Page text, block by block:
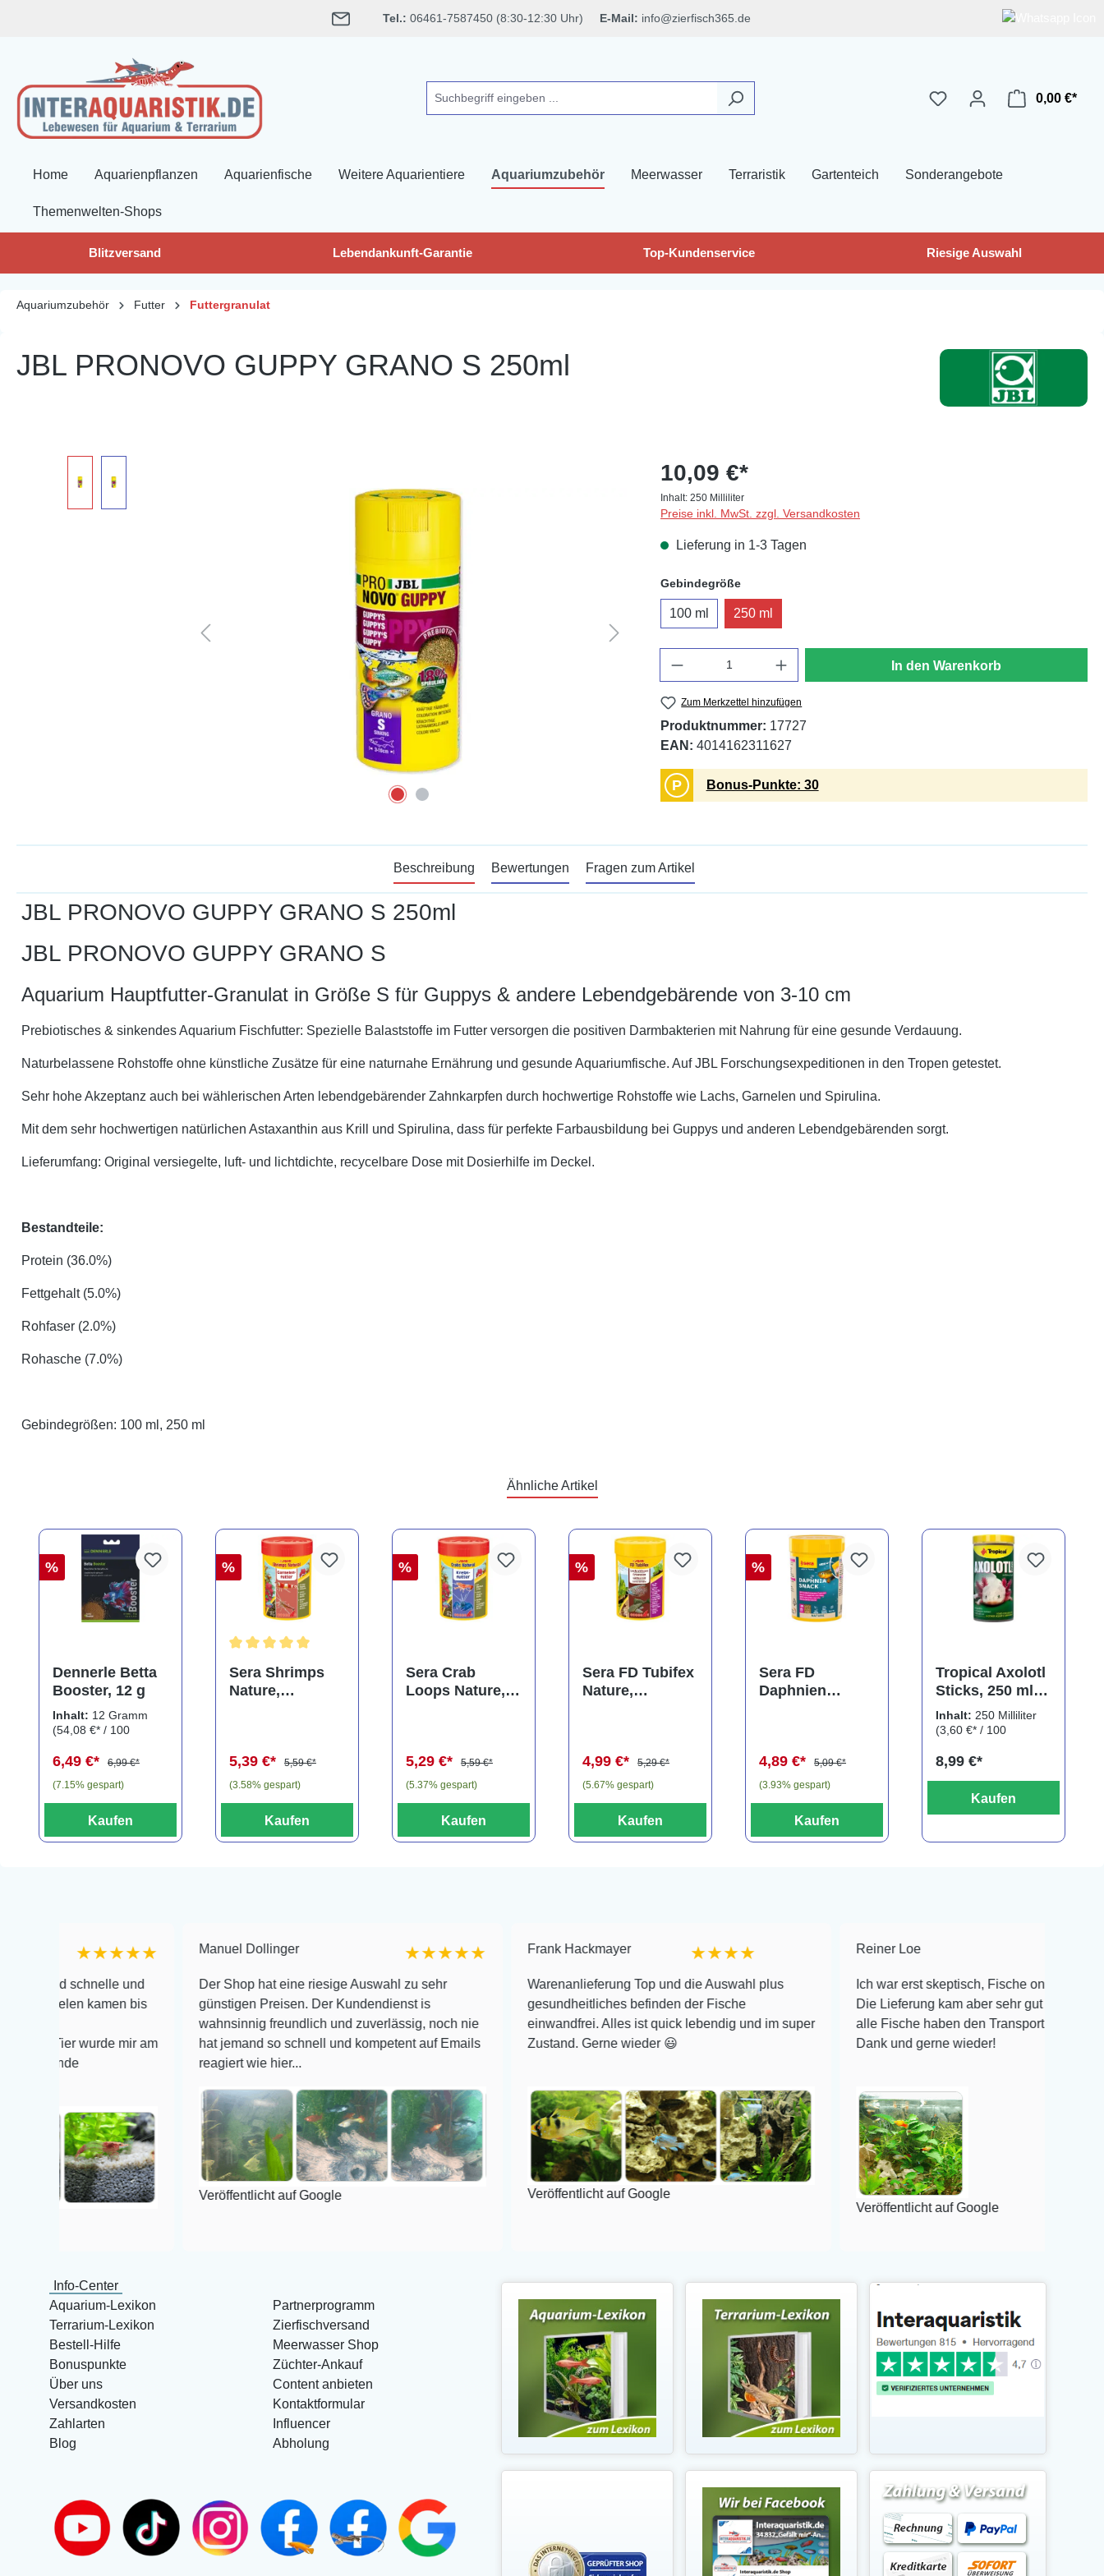
Tel.: 06461-7587450 (8:30-12:30 Uhr) E-Mail: info@zierfisch365.de
0,00 €*
Home Aquarienpflanzen Aquarienfische Weitere Aquarientiere Aquariumzubehör Meerwasser Terraristik Gartenteich Sonderangebote
Themenwelten-Shops
Blitzversand Lebendankunft-Garantie Top-Kundenservice Riesige Auswahl
Aquariumzubehör Futter Futtergranulat
JBL PRONOVO GUPPY GRANO S 250ml
10,09 €*
Inhalt: 250 Milliliter
Preise inkl. MwSt. zzgl. Versandkosten
Lieferung in 1-3 Tagen
Gebindegrößeauswählen
100 ml 250 ml
In den Warenkorb
Zum Merkzettel hinzufügen
Produktnummer: 17727
EAN: 4014162311627
P Bonus-Punkte: 30
Beschreibung Bewertungen Fragen zum Artikel
JBL PRONOVO GUPPY GRANO S 250ml
JBL PRONOVO GUPPY GRANO S
Aquarium Hauptfutter-Granulat in Größe S für Guppys & andere Lebendgebärende von 3-10 cm
Prebiotisches & sinkendes Aquarium Fischfutter: Spezielle Balaststoffe im Futter versorgen die positiven Darmbakterien mit Nahrung für eine gesunde Verdauung.
Naturbelassene Rohstoffe ohne künstliche Zusätze für eine naturnahe Ernährung und gesunde Aquariumfische. Auf JBL Forschungsexpeditionen in den Tropen getestet.
Sehr hohe Akzeptanz auch bei wählerischen Arten lebendgebärender Zahnkarpfen durch hochwertige Rohstoffe wie Lachs, Garnelen und Spirulina.
Mit dem sehr hochwertigen natürlichen Astaxanthin aus Krill und Spirulina, dass für perfekte Farbausbildung bei Guppys und anderen Lebendgebärenden sorgt.
Lieferumfang: Original versiegelte, luft- und lichtdichte, recycelbare Dose mit Dosierhilfe im Deckel.
Bestandteile:
Protein (36.0%)
Fettgehalt (5.0%)
Rohfaser (2.0%)
Rohasche (7.0%)
Gebindegrößen: 100 ml, 250 ml
Ähnliche Artikel
%
Dennerle Betta
Booster, 12 g
Inhalt: 12 Gramm
(54,08 €* / 100
6,49 €*
6,99 €*
(7.15% gespart)
Kaufen
%
Durchschnittliche Bewertung von 5 von 5 Sternen
Sera Shrimps
Nature,
5,39 €*
5,59 €*
(3.58% gespart)
Kaufen
%
Sera Crab
Loops Nature,
5,29 €*
5,59 €*
(5.37% gespart)
Kaufen
%
Sera FD Tubifex
Nature,
4,99 €*
5,29 €*
(5.67% gespart)
Kaufen
%
Sera FD
Daphnien
100 ml
4,89 €*
5,09 €*
(3.93% gespart)
Kaufen
Tropical Axolotl
Sticks, 250 ml,
für Axolotl,
Molche,
Inhalt:250 Milliliter
(3,60 €* / 100
8,99 €*
Kaufen
★★★★★
schnelle und
kamen bis
wurde mir am
Manuel Dollinger ★★★★★
Der Shop hat eine riesige Auswahl zu sehr
günstigen Preisen. Der Kundendienst is
wahnsinnig freundlich und zuverlässig, noch nie
hat jemand so schnell und kompetent auf Emails
reagiert wie hier...
Veröffentlicht auf Google
Frank Hackmayer ★★★★
Warenanlieferung Top und die Auswahl plus
gesundheitliches befinden der Fische
einwandfrei. Alles ist quick lebendig und im super
Zustand. Gerne wieder 😃
Veröffentlicht auf Google
Reiner Loe
Ich war erst skeptisch, Fische online zu bestellen!
Die Lieferung kam aber sehr gut verpackt an und
alle Fische haben den Transport überlebt! Vielen
Dank und gerne wieder!
Veröffentlicht auf Google
Info-Center
Aquarium-Lexikon
Terrarium-Lexikon
Bestell-Hilfe
Bonuspunkte
Über uns
Versandkosten
Zahlarten
Blog
Partnerprogramm
Zierfischversand
Meerwasser Shop
Züchter-Ankauf
Content anbieten
Kontaktformular
Influencer
Abholung